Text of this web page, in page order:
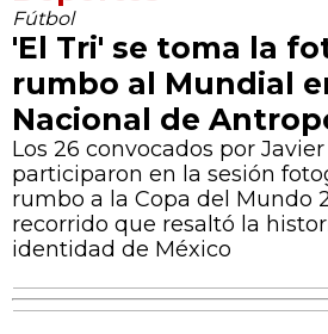
Fútbol
'El Tri' se toma la
rumbo al Mundial
Nacional de
Los 26 convocados por
participaron en la sesión
rumbo a la Copa del Mundo
recorrido que resaltó la
identidad de México